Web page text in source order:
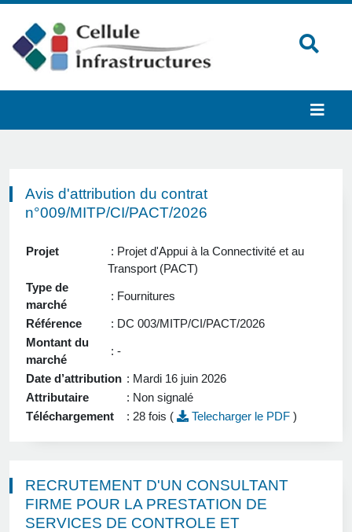
Avis d'attribution du contrat
n°009/MITP/CI/PACT/2026
Projet
: Projet d'Appui à la Connectivité et au
Transport (PACT)
Type de
marché
: Fournitures
Référence
: DC 003/MITP/CI/PACT/2026
Montant du
marché
: -
Date d’attribution : Mardi 16 juin 2026
Attributaire
: Non signalé
Téléchargement
: 28 fois ( Telecharger le PDF )
RECRUTEMENT D'UN CONSULTANT
FIRME POUR LA PRESTATION DE
SERVICES DE CONTROLE ET